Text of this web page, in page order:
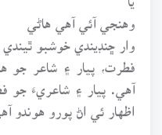
وهنجي آئي آهي هاڻي
وار ڇنڊيندي خوشبو ٿيندي
فطرت، پيار ۽ شاعر جو
آهي. پيار ۽ شاعريءَ جو
اظهار ئي اڻ پورو هوندو